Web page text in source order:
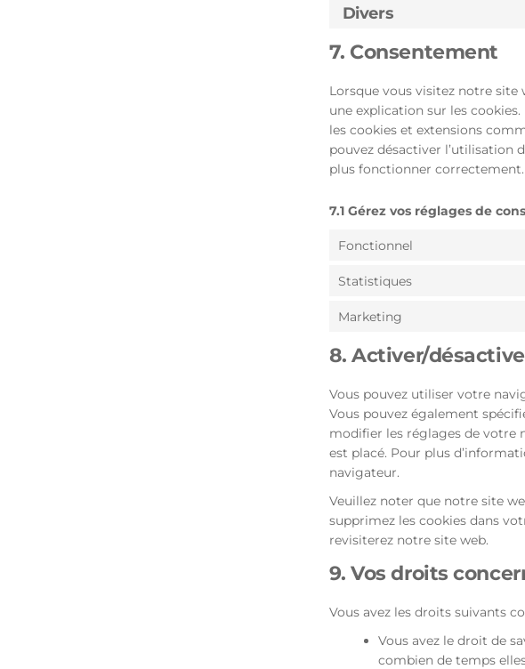
Divers
7. Consentement
Lorsque vous visitez notre
une explication sur les
les cookies et extensions
pouvez désactiver l’utilisation
plus fonctionner correctement.
7.1 Gérez vos réglages de
Fonctionnel
Statistiques
Marketing
8. Activer/
Vous pouvez utiliser votre
Vous pouvez également
modifier les réglages de votre
est placé. Pour plus
navigateur.
Veuillez noter que notre site
supprimez les cookies dans
revisiterez notre site web.
9. Vos droits
Vous avez les droits suivants
Vous avez le droit de
combien de temps